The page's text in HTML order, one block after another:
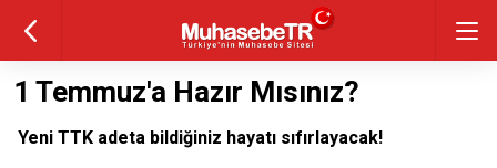
1 Temmuz'a Hazır Mısınız?
Yeni TTK adeta bildiğiniz hayatı sıfırlayacak!